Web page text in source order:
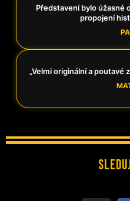
Představení bylo úžasné
propojení
„Velmi originální a poutavé